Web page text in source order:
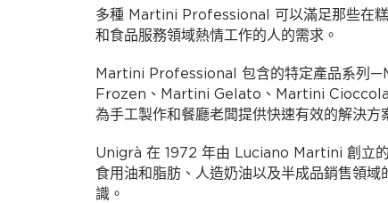
多種 Martini Professional 可以滿足那些在
和食品服務領域熱情工作的人的需求。
Martini Professional 包含的特定產品系列
Frozen、Martini Gelato、Martini
為手工製作和餐廳老闆提供快速有效的解決方
Unigrà 在 1972 年由 Luciano Martini 創立
食用油和脂肪、人造奶油以及半成品銷售領
識。